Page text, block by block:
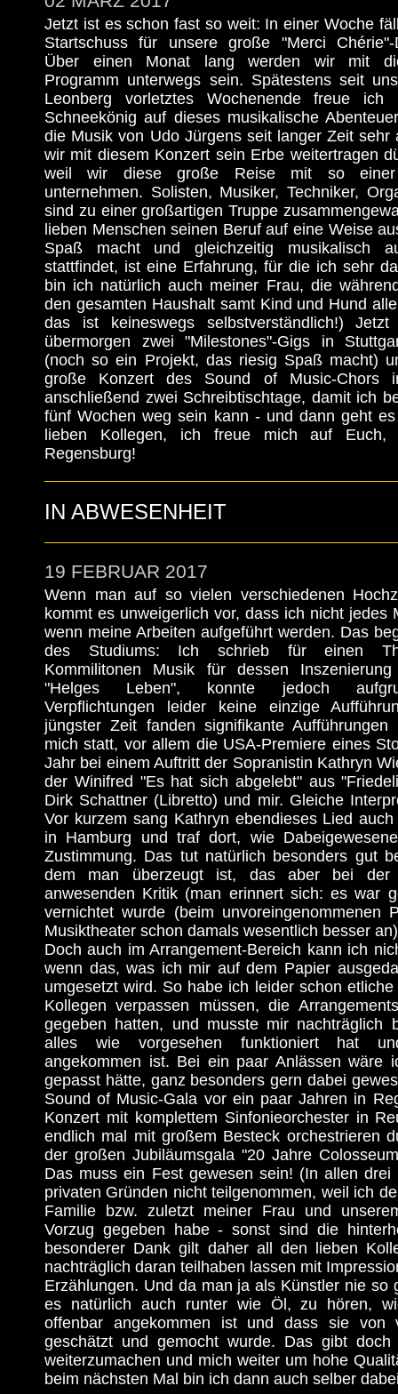
Jetzt ist es schon fast so weit: In einer Woche
Startschuss für unsere große "Merci Chérie"-
Über einen Monat lang werden wir mit
Programm unterwegs sein. Spätestens seit
Leonberg vorletztes Wochenende freue
Schneekönig auf dieses musikalische
die Musik von Udo Jürgens seit langer Zeit sehr
wir mit diesem Konzert sein Erbe weitertragen
weil wir diese große Reise mit so einer
unternehmen. Solisten, Musiker, Techniker,
sind zu einer großartigen Truppe
lieben Menschen seinen Beruf auf eine Weise
Spaß macht und gleichzeitig musikalisch
stattfindet, ist eine Erfahrung, für die ich sehr
bin ich natürlich auch meiner Frau, die
den gesamten Haushalt samt Kind und Hund
das ist keineswegs selbstverständlich!)
übermorgen zwei "Milestones"-Gigs in
(noch so ein Projekt, das riesig Spaß macht)
große Konzert des Sound of Music-Chors
anschließend zwei Schreibtischtage, damit ich
fünf Wochen weg sein kann - und dann geht
lieben Kollegen, ich freue mich auf
Regensburg!
IN ABWESENHEIT
19 FEBRUAR 2017
Wenn man auf so vielen verschiedenen
kommt es unweigerlich vor, dass ich nicht jedes
wenn meine Arbeiten aufgeführt werden. Das
des Studiums: Ich schrieb für einen
Kommilitonen Musik für dessen
"Helges Leben", konnte jedoch
Verpflichtungen leider keine einzige
jüngster Zeit fanden signifikante
mich statt, vor allem die USA-Premiere eines
Jahr bei einem Auftritt der Sopranistin Kathryn
der Winifred "Es hat sich abgelebt" aus
Dirk Schattner (Libretto) und mir. Gleiche
Vor kurzem sang Kathryn ebendieses Lied
in Hamburg und traf dort, wie
Zustimmung. Das tut natürlich besonders gut
dem man überzeugt ist, das aber bei der
anwesenden Kritik (man erinnert sich: es war
vernichtet wurde (beim unvoreingenommenen
Musiktheater schon damals wesentlich besser
Doch auch im Arrangement-Bereich kann ich
wenn das, was ich mir auf dem Papier
umgesetzt wird. So habe ich leider schon
Kollegen verpassen müssen, die
gegeben hatten, und musste mir nachträglich
alles wie vorgesehen funktioniert hat
angekommen ist. Bei ein paar Anlässen wäre
gepasst hätte, ganz besonders gern dabei
Sound of Music-Gala vor ein paar Jahren in
Konzert mit komplettem Sinfonieorchester in
endlich mal mit großem Besteck orchestrieren
der großen Jubiläumsgala "20 Jahre
Das muss ein Fest gewesen sein! (In allen
privaten Gründen nicht teilgenommen, weil ich
Familie bzw. zuletzt meiner Frau und
Vorzug gegeben habe - sonst sind die
besonderer Dank gilt daher all den lieben
nachträglich daran teilhaben lassen mit
Erzählungen. Und da man ja als Künstler nie so
es natürlich auch runter wie Öl, zu hören,
offenbar angekommen ist und dass sie von
geschätzt und gemocht wurde. Das gibt doch
weiterzumachen und mich weiter um hohe
beim nächsten Mal bin ich dann auch selber